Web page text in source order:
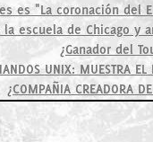
es "La coronación del
escuela de Chicago y
¿Ganador del
UNIX: MUESTRA
¿COMPAÑIA CREADORA